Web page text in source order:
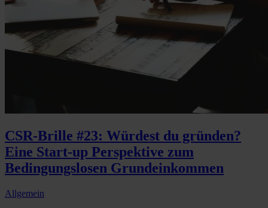
CSR-Brille #23: Würdest du gründen?
Eine Start-up Perspektive zum
Bedingungslosen Grundeinkommen
Allgemein